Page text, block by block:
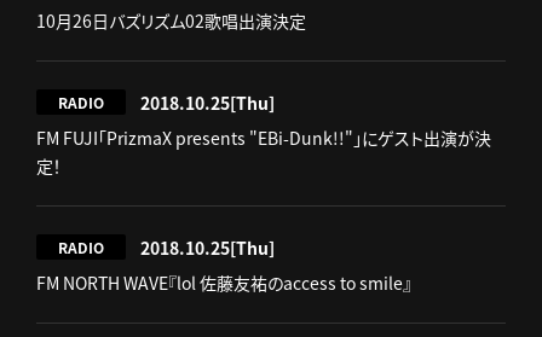
10月26日バズリズム02歌唱出演決定
RADIO 2018.10.25[Thu]
FM FUJI「PrizmaX presents "EBi-Dunk!!"」にゲスト出演が決
定！
RADIO 2018.10.25[Thu]
FM NORTH WAVE『lol 佐藤友祐のaccess to smile』